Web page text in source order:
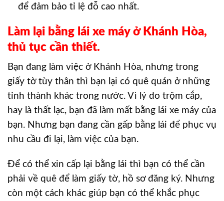
để đảm bảo tỉ lệ đỗ cao nhất.
Làm lại bằng lái xe máy ở Khánh Hòa,
thủ tục cần thiết.
Bạn đang làm việc ở Khánh Hòa, nhưng trong
giấy tờ tùy thân thì bạn lại có quê quán ở những
tỉnh thành khác trong nước. Vì lý do trộm cắp,
hay là thất lạc, bạn đã làm mất bằng lái xe máy của
bạn. Nhưng bạn đang cần gấp bằng lái để phục vụ
nhu cầu đi lại, làm việc của bạn.
Để có thể xin cấp lại bằng lái thì bạn có thể cần
phải về quê để làm giấy tờ, hồ sơ đăng ký. Nhưng
còn một cách khác giúp bạn có thể khắc phục